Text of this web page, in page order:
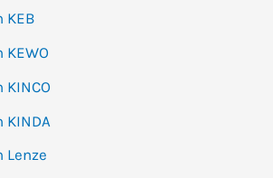
KEB
KINDA
Lenze